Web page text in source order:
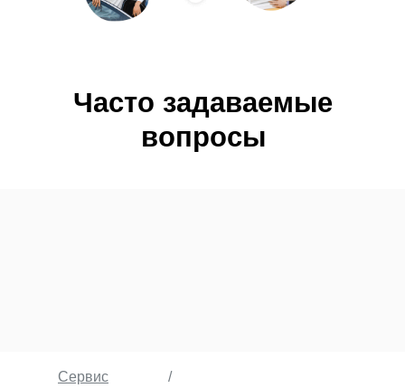
Часто задаваемые
вопросы
Сервис
/